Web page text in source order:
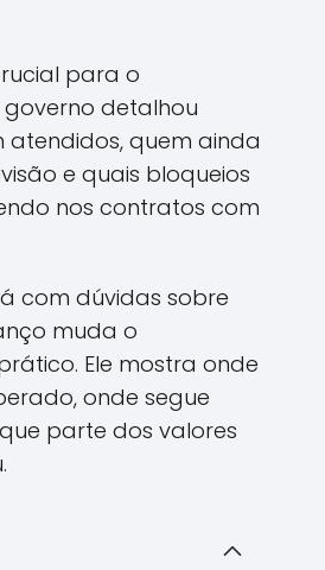
para o
detalhou
quem ainda
e quais bloqueios
nos contratos com
com dúvidas sobre
muda o
Ele mostra onde
onde segue
parte dos valores